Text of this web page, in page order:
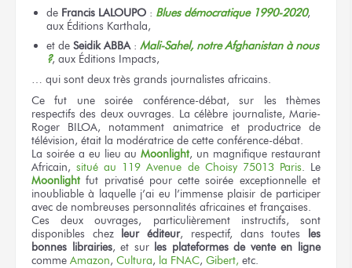
de Francis LALOUPO : Blues démocratique 1990-2020,
aux Éditions Karthala,
et deSeidik ABBA :Mali-Sahel, notre Afghanistan à nous
?, aux Éditions Impacts,
… qui sont deux très grands journalistes africains.
Ce fut une soirée conférence-débat, sur les thèmes
respectifs des deux ouvrages. La célèbre journaliste, Marie-
Roger BILOA, notamment animatrice et productrice de
télévision, était la modératrice de cette conférence-débat.
La soirée a eu lieu auMoonlight, un magnifique restaurant
Africain,situé au 119 Avenue de Choisy 75013 Paris . Le
Moonlight fut privatisé pour cette soirée exceptionnelle et
inoubliable à laquelle j’ai eu l’immense plaisir de participer
avec de nombreuses personnalités africaines et françaises.
Ces deux ouvrages, particulièrement instructifs, sont
disponibles chez leur éditeur, respectif, dans toutes les
bonnes librairies, et sur les plateformes de vente en ligne
comme Amazon, Cultura, la FNAC, Gibert, etc.